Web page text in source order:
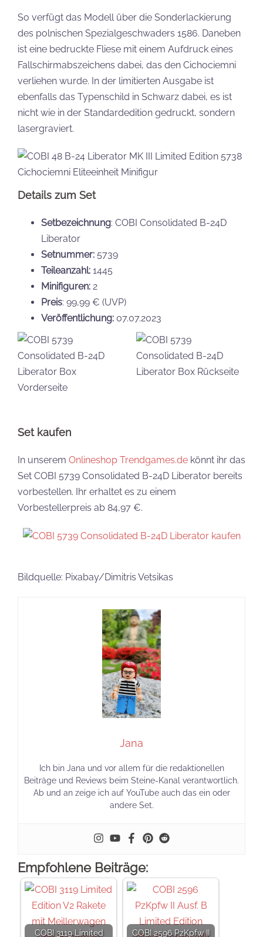
So verfügt das Modell über die Sonderlackierung
des polnischen Spezialgeschwaders 1586. Daneben
ist eine bedruckte Fliese mit einem Aufdruck eines
Fallschirmabszeichens dabei, das den Cichociemni
verliehen wurde. In der limitierten Ausgabe ist
ebenfalls das Typenschild in Schwarz dabei, es ist
nicht wie in der Standardedition gedruckt, sondern
lasergraviert.
Details zum Set
Setbezeichnung: COBI Consolidated B-24D
Liberator
Setnummer: 5739
Teileanzahl: 1445
Minifiguren: 2
Preis: 99,99 € (UVP)
Veröffentlichung: 07.07.2023
Set kaufen
In unserem Onlineshop Trendgames.de könnt ihr das
Set COBI 5739 Consolidated B-24D Liberator bereits
vorbestellen. Ihr erhaltet es zu einem
Vorbestellerpreis ab 84,97 €.
Bildquelle: Pixabay/Dimitris Vetsikas
Jana
Ich bin Jana und vor allem für die redaktionellen
Beiträge und Reviews beim Steine-Kanal verantwortlich.
Ab und an zeige ich auf YouTube auch das ein oder
andere Set.
Empfohlene Beiträge:
COBI 3119 Limited COBI 2596 PzKpfw II